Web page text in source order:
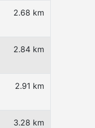
2.68 km
2.84 km
2.91 km
3.28 km